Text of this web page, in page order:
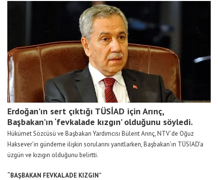
Erdoğan’ın sert çıktığı TÜSİAD için Arınç,
Başbakan’ın ‘fevkalade kızgın’ olduğunu söyledi.
Hükümet Sözcüsü ve Başbakan Yardımcısı Bülent Arınç, NTV’de Oğuz
Haksever’in gündeme ilişkin sorularını yanıtlarken, Başbakan’ın TÜSİAD’a
üzgün ve kızıgın olduğunu belirtti.
“BAŞBAKAN FEVKALADE KIZGIN”